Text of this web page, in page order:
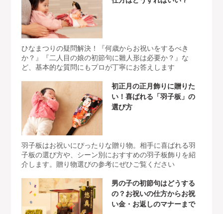
ひなまつりの疑問解決！『何歳からお祝いをするべき
か？』『二人目の娘の初節句に雛人形は必要か？』な
ど、基本的な質問にもプロが丁寧にお答えします
初正月の正月飾りに贈りた
い！喜ばれる「羽子板」の
選び方
羽子板はお祝いにぴったりな贈り物。相手に喜ばれる羽
子板の選び方や、シーン別におすすめの羽子板飾りを紹
介します。贈り物選びの参考にぜひご覧ください
男の子の初節句はどうする
の？お祝いの仕方からお祝
い金・お返しのマナーまで